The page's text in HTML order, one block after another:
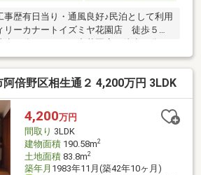
歴有日当り・通風良好♪民泊として利用
リーカナートイズミヤ花園店 徒歩５分
歩５分スーパー玉出花園店 徒歩７分ロ
歩３分ファミリーマート花園町店 徒
地下鉄花園町駅前店 徒歩５分大阪市立
大阪市立橘小学校 徒歩７分松通東保
健会思温病院 徒歩３分杏林記念病
部分有※設備修補を含む売主の契約不適
異なる場合は現況優先※掲載画像はAIを
。現況は居
阿倍野区相生通２ 4,200万円 3LDK
4,200万円
間取り 3LDK
建物面積190.58m2
土地面積83.8m2
築年月 1983年11月(築42年10ヶ月)